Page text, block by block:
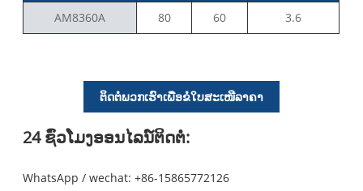
AM8360A 80 60 3.6
ຕິດຕໍ່ພວກເຮົາເພື່ອຂໍໃບສະເໜີລາຄາ
24 ຊົ່ວ​ໂມງ​ອອນ​ໄລ​ນ​໌​ຕິດ​ຕໍ່​:
WhatsApp / wechat: +86-15865772126